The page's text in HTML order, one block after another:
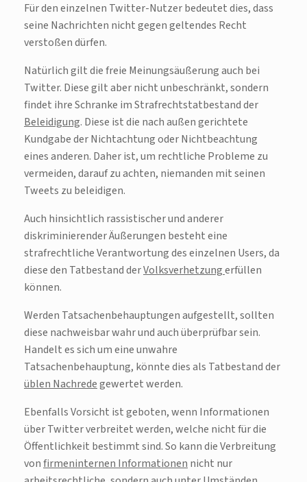
Für den einzelnen Twitter-Nutzer bedeutet dies, dass
seine Nachrichten nicht gegen geltendes Recht
verstoßen dürfen.
Natürlich gilt die freie Meinungsäußerung auch bei
Twitter. Diese gilt aber nicht unbeschränkt, sondern
findet ihre Schranke im Strafrechtstatbestand der
Beleidigung. Diese ist die nach außen gerichtete
Kundgabe der Nichtachtung oder Nichtbeachtung
eines anderen. Daher ist, um rechtliche Probleme zu
vermeiden, darauf zu achten, niemanden mit seinen
Tweets zu beleidigen.
Auch hinsichtlich rassistischer und anderer
diskriminierender Äußerungen besteht eine
strafrechtliche Verantwortung des einzelnen Users, da
diese den Tatbestand derVolksverhetzungerfüllen
können.
Werden Tatsachenbehauptungen aufgestellt, sollten
diese nachweisbar wahr und auch überprüfbar sein.
Handelt es sich um eine unwahre
Tatsachenbehauptung, könnte dies als Tatbestand der
üblen Nachredegewertet werden.
Ebenfalls Vorsicht ist geboten, wenn Informationen
über Twitter verbreitet werden, welche nicht für die
Öffentlichkeit bestimmt sind. So kann die Verbreitung
vonfirmeninternen Informationen nicht nur